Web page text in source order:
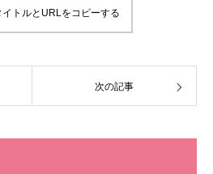
イトルとURLをコピーする
次の記事